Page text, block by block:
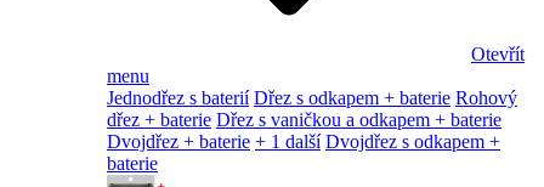
Otevřít
menu
Jednodřez s baterií Dřez s odkapem + baterie Rohový
dřez + baterie Dřez s vaničkou a odkapem + baterie
Dvojdřez + baterie + 1 další Dvojdřez s odkapem +
baterie